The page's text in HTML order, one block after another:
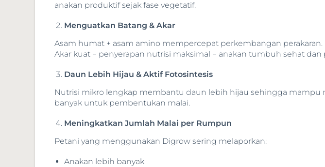
anakan produktif sejak fase vegetatif.
Menguatkan Batang & Akar
Asam humat + asam amino mempercepat perkembangan perakaran.
Akar kuat = penyerapan nutrisi maksimal = anakan tumbuh sehat dan
Daun Lebih Hijau & Aktif Fotosintesis
Nutrisi mikro lengkap membantu daun lebih hijau sehingga mampu
banyak untuk pembentukan malai.
Meningkatkan Jumlah Malai per Rumpun
Petani yang menggunakan Digrow sering melaporkan:
Anakan lebih banyak